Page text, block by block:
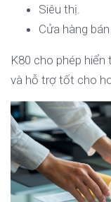
Siêu thị.
Cửa hàng bán
K80 cho phép
và hỗ trợ tốt cho